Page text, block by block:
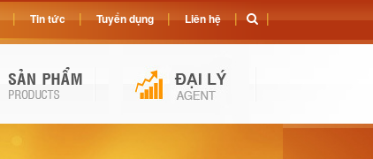
Tin tức Tuyển dụng Liên hệ